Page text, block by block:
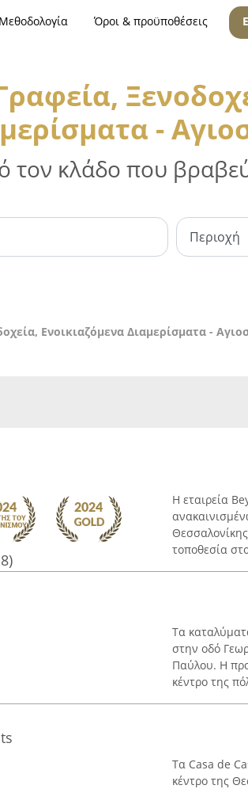
Μεθοδολογία Όροι & προϋποθέσεις
-
τον κλάδο που
Ενοικιαζόμενα Διαμερίσματα -
Η εταιρεία
τοποθεσία
Τα
στην οδό
Παύλου. Η
κέντρο της
Τα Casa de
κέντρο της